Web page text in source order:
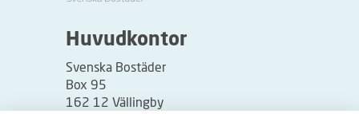
Huvudkontor
Svenska Bostäder
Box 95
162 12 Vällingby